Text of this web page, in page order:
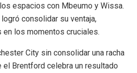
espacios con Mbeumo y Wissa.
consolidar su ventaja,
los momentos cruciales.
City sin consolidar una racha
el Brentford celebra un resultado